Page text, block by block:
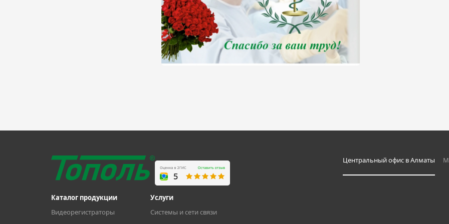
Каталог продукции
Видеорегистраторы
Услуги
Системы и сети связи
Центральный офис в Алматы